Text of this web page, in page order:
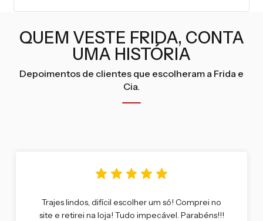
QUEM VESTE FRIDA, CONTA
UMA HISTÓRIA
Depoimentos de clientes que escolheram a Frida e
Cia.
Trajes lindos, difícil escolher um só! Comprei no
site e retirei na loja! Tudo impecável. Parabéns!!!